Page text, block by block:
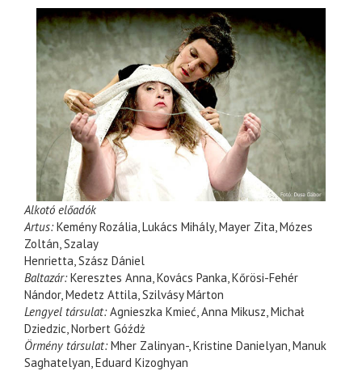
Alkotó előadók
Artus:Kemény Rozália, Lukács Mihály, Mayer Zita, Mózes
Zoltán, Szalay
Henrietta, Szász Dániel
Baltazár:Keresztes Anna, Kovács Panka, Kőrösi-Fehér
Nándor, Medetz Attila, Szilvásy Márton
Lengyel társulat:Agnieszka Kmieć, Anna Mikusz, Michał
Dziedzic, Norbert Góźdż
Örmény társulat:Mher Zalinyan-, Kristine Danielyan, Manuk
Saghatelyan, Eduard Kizoghyan